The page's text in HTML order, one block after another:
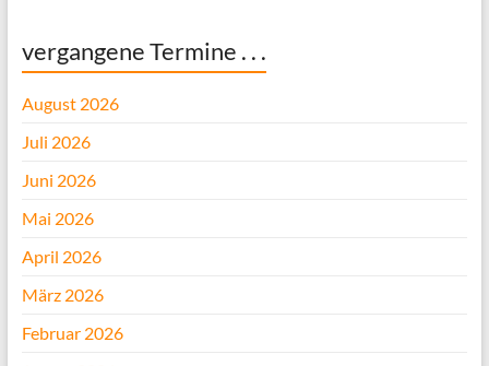
vergangene Termine . . .
August 2026
Juli 2026
Juni 2026
Mai 2026
April 2026
März 2026
Februar 2026